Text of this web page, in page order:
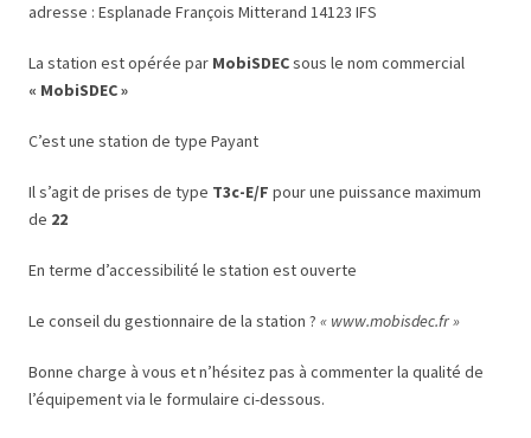
adresse : Esplanade François Mitterand 14123 IFS
La station est opérée par MobiSDECsous le nom commercial
« MobiSDEC »
C’est une station de type Payant
Il s’agit de prises de type T3c-E/F pour une puissance maximum
de 22
En terme d’accessibilité le station est ouverte
Le conseil du gestionnaire de la station ? « www.mobisdec.fr »
Bonne charge à vous et n’hésitez pas à commenter la qualité de
l’équipement via le formulaire ci-dessous.